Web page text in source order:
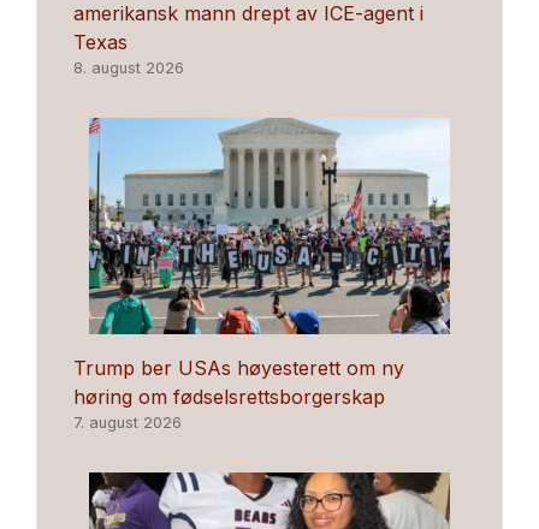
amerikansk mann drept av ICE-agent i
Texas
8. august 2026
Trump ber USAs høyesterett om ny
høring om fødselsrettsborgerskap
7. august 2026